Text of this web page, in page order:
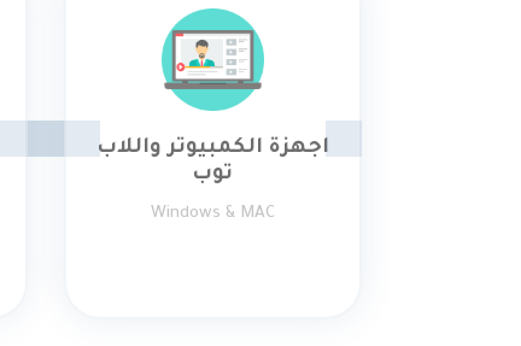
اجهزة الكمبيوتر واللاب
توب
Windows & MAC